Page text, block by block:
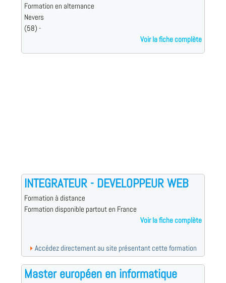
Formation en alternance
Nevers
(58) -
Voir la fiche complète
INTEGRATEUR - DEVELOPPEUR WEB
Formation à distance
Formation disponible partout en France
Voir la fiche complète
Accédez directement au site présentant cette formation
Master européen en informatique